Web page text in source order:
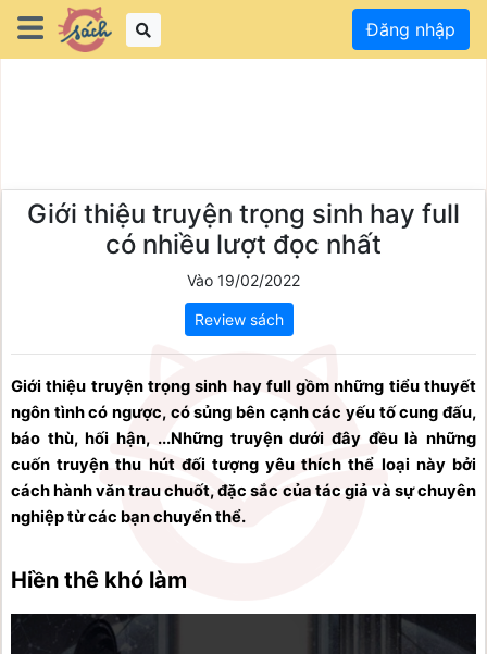
Đăng nhập
Giới thiệu truyện trọng sinh hay full
có nhiều lượt đọc nhất
Vào 19/02/2022
Review sách
Giới thiệu truyện trọng sinh hay full gồm những tiểu thuyết
ngôn tình có ngược, có sủng bên cạnh các yếu tố cung đấu,
báo thù, hối hận, ...Những truyện dưới đây đều là những
cuốn truyện thu hút đối tượng yêu thích thể loại này bởi
cách hành văn trau chuốt, đặc sắc của tác giả và sự chuyên
nghiệp từ các bạn chuyển thể.
Hiền thê khó làm